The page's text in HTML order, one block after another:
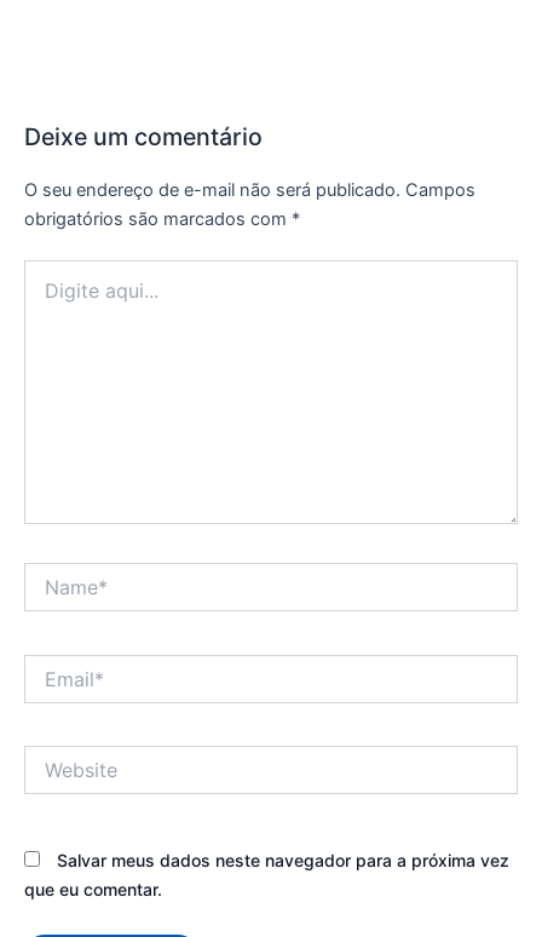
Deixe um comentário
O seu endereço de e-mail não será publicado. Campos
obrigatórios são marcados com *
aqui...
Salvar meus dados neste navegador para a próxima vez
que eu comentar.